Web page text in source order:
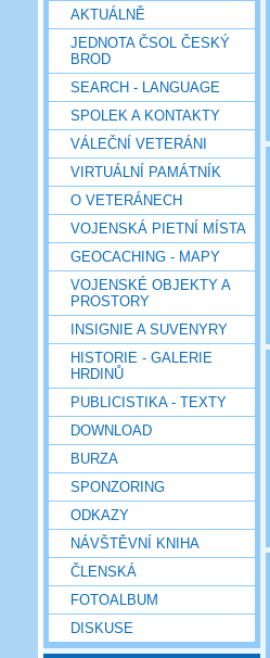
AKTUÁLNĚ
JEDNOTA ČSOL ČESKÝ
BROD
SEARCH - LANGUAGE
SPOLEK A KONTAKTY
VÁLEČNÍ VETERÁNI
VIRTUÁLNÍ PAMÁTNÍK
O VETERÁNECH
VOJENSKÁ PIETNÍ MÍSTA
GEOCACHING - MAPY
VOJENSKÉ OBJEKTY A
PROSTORY
INSIGNIE A SUVENYRY
HISTORIE - GALERIE
HRDINŮ
PUBLICISTIKA - TEXTY
DOWNLOAD
BURZA
SPONZORING
ODKAZY
NÁVŠTĚVNÍ KNIHA
ČLENSKÁ
FOTOALBUM
DISKUSE